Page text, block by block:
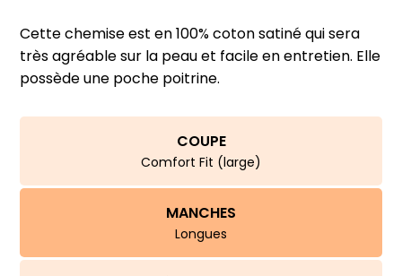
Cette chemise est en 100% coton satiné qui sera
très agréable sur la peau et facile en entretien. Elle
possède une poche poitrine.
COUPE
Comfort Fit (large)
MANCHES
Longues